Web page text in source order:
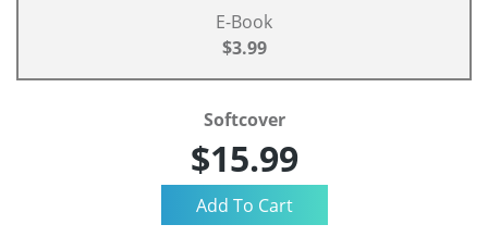
E-Book
$3.99
Softcover
$15.99